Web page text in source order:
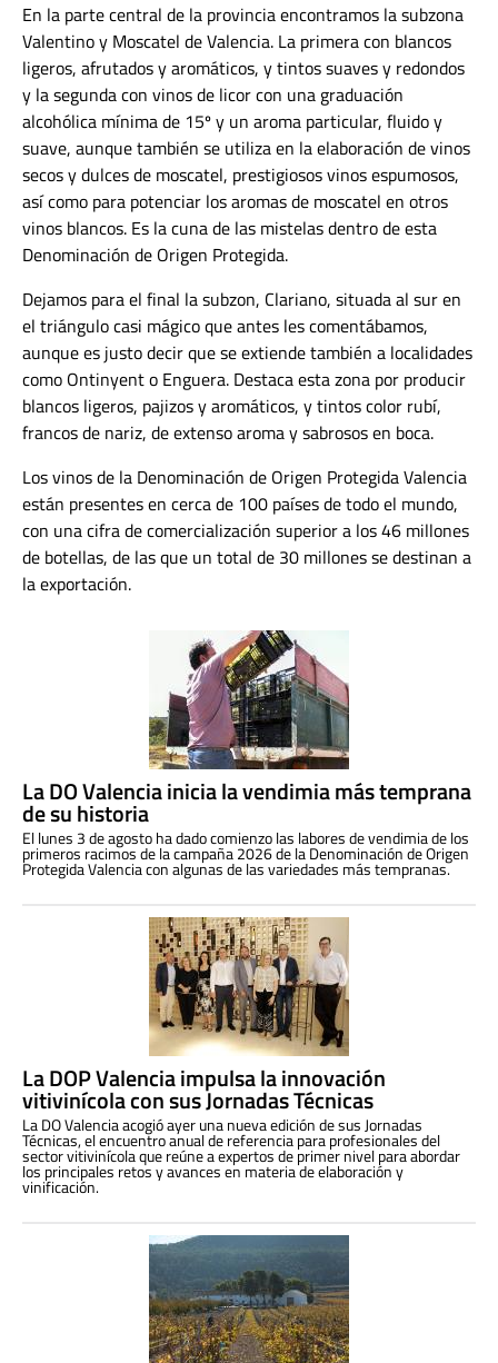
En la parte central de la provincia encontramos la subzona
Valentino y Moscatel de Valencia. La primera con blancos
ligeros, afrutados y aromáticos, y tintos suaves y redondos
y la segunda con vinos de licor con una graduación
alcohólica mínima de 15º y un aroma particular, fluido y
suave, aunque también se utiliza en la elaboración de vinos
secos y dulces de moscatel, prestigiosos vinos espumosos,
así como para potenciar los aromas de moscatel en otros
vinos blancos. Es la cuna de las mistelas dentro de esta
Denominación de Origen Protegida.
Dejamos para el final la subzon, Clariano, situada al sur en
el triángulo casi mágico que antes les comentábamos,
aunque es justo decir que se extiende también a localidades
como Ontinyent o Enguera. Destaca esta zona por producir
blancos ligeros, pajizos y aromáticos, y tintos color rubí,
francos de nariz, de extenso aroma y sabrosos en boca.
Los vinos de la Denominación de Origen Protegida Valencia
están presentes en cerca de 100 países de todo el mundo,
con una cifra de comercialización superior a los 46 millones
de botellas, de las que un total de 30 millones se destinan a
la exportación.
La DO Valencia inicia la vendimia más temprana
de su historia
El lunes 3 de agosto ha dado comienzo las labores de vendimia de los
primeros racimos de la campaña 2026 de la Denominación de Origen
Protegida Valencia con algunas de las variedades más tempranas.
La DOP Valencia impulsa la innovación
vitivinícola con sus Jornadas Técnicas
La DO Valencia acogió ayer una nueva edición de sus Jornadas
Técnicas, el encuentro anual de referencia para profesionales del
sector vitivinícola que reúne a expertos de primer nivel para abordar
los principales retos y avances en materia de elaboración y
vinificación.